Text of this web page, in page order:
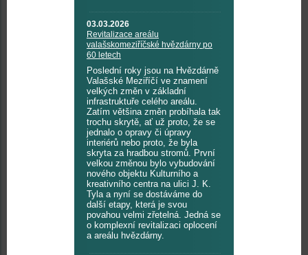
03.03.2026
Revitalizace areálu
valašskomeziříčské hvězdárny po
60 letech
Poslední roky jsou na Hvězdárně
Valašské Meziříčí ve znamení
velkých změn v základní
infrastruktuře celého areálu.
Zatím většina změn probíhala tak
trochu skrytě, ať už proto, že se
jednalo o opravy či úpravy
interiérů nebo proto, že byla
skryta za hradbou stromů. První
velkou změnou bylo vybudování
nového objektu Kulturního a
kreativního centra na ulici J. K.
Tyla a nyní se dostáváme do
další etapy, která je svou
povahou velmi zřetelná. Jedná se
o komplexní revitalizaci oplocení
a areálu hvězdárny.